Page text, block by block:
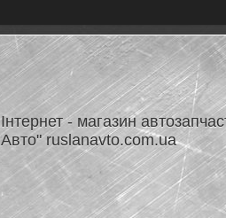
Інтернет - магазин
Авто" ruslanavto.com.ua